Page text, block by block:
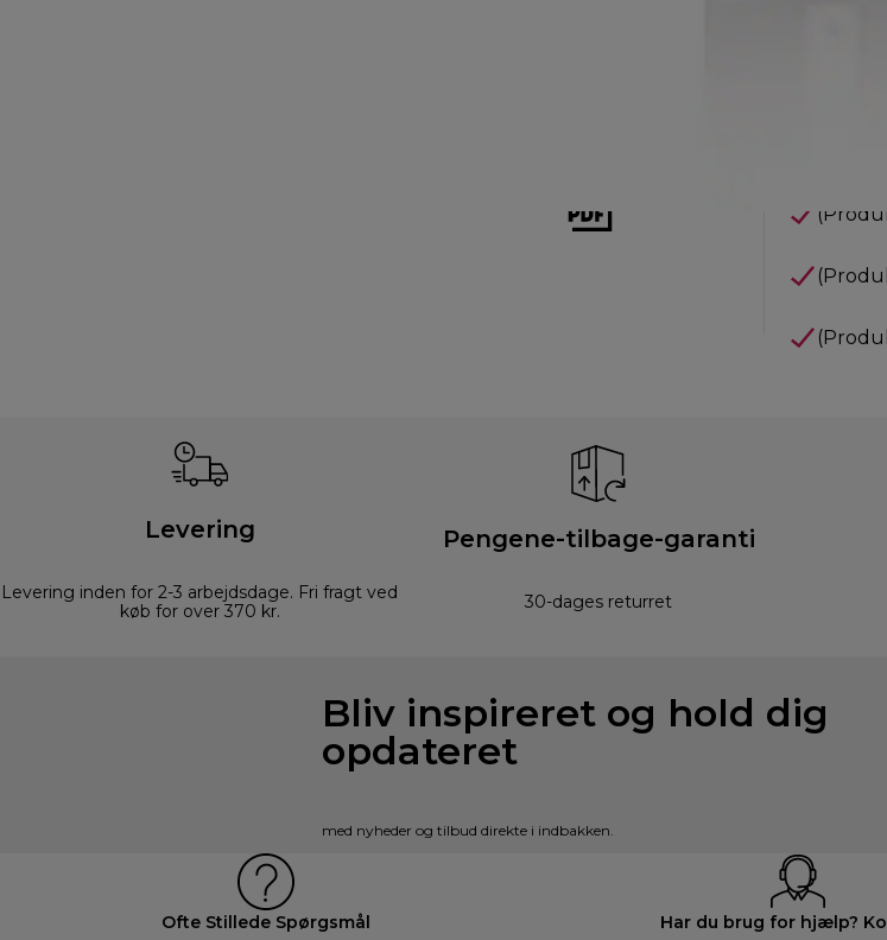
Levering
Levering inden for 2-3 arbejdsdage. Fri fragt ved
køb for over 370 kr.
Pengene-tilbage-garanti
30-dages returret
Bliv inspireret og hold dig
opdateret
med nyheder og tilbud direkte i indbakken.
Ofte Stillede Spørgsmål
Har du brug for hjælp?